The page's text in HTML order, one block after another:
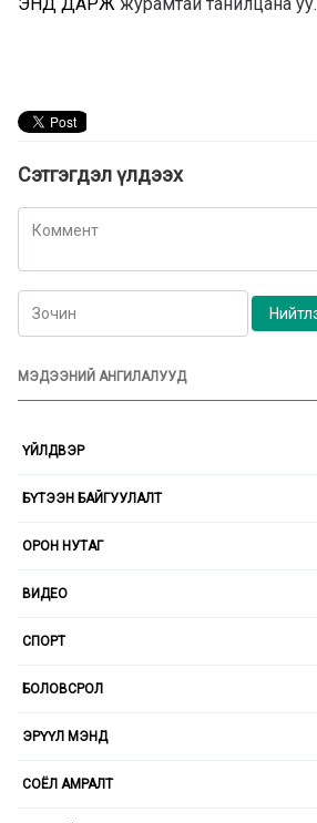
Сэтгэгдэл үлдээх
МЭДЭЭНИЙ АНГИЛАЛУУД
ҮЙЛДВЭР
БҮТЭЭН БАЙГУУЛАЛТ
ОРОН НУТАГ
ВИДЕО
СПОРТ
БОЛОВСРОЛ
ЭРҮҮЛ МЭНД
СОЁЛ АМРАЛТ